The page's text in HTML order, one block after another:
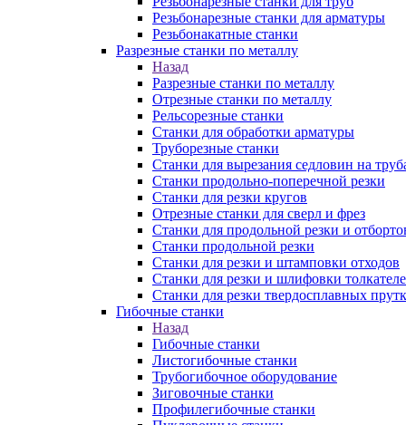
Резьбонарезные станки для арматуры
Резьбонакатные станки
Разрезные станки по металлу
Назад
Разрезные станки по металлу
Отрезные станки по металлу
Рельсорезные станки
Станки для обработки арматуры
Труборезные станки
Станки для вырезания седловин на
Станки продольно-поперечной резки
Станки для резки кругов
Отрезные станки для сверл и фрез
Станки для продольной резки и
Станки продольной резки
Станки для резки и штамповки отходов
Станки для резки и шлифовки
Станки для резки твердосплавных
Гибочные станки
Назад
Гибочные станки
Листогибочные станки
Трубогибочное оборудование
Зиговочные станки
Профилегибочные станки